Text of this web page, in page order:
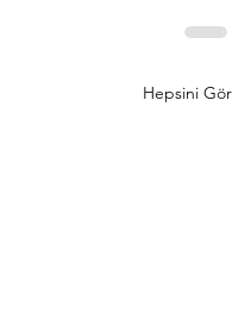
Hepsini Gör